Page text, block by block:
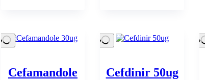
Cefamandole
Cefdinir 50ug